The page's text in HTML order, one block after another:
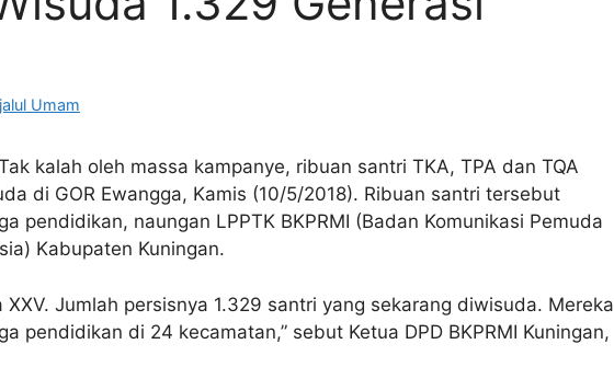
Umam
kalah oleh massa kampanye, ribuan santri TKA, TPA dan TQA
di GOR Ewangga, Kamis (10/5/2018). Ribuan santri tersebut
pendidikan, naungan LPPTK BKPRMI (Badan Komunikasi Pemuda
Kabupaten Kuningan.
XXV. Jumlah persisnya 1.329 santri yang sekarang diwisuda. Mereka
pendidikan di 24 kecamatan,” sebut Ketua DPD BKPRMI Kuningan,